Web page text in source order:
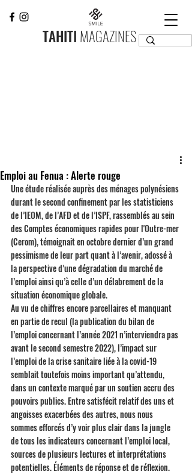
TAHITI MAGAZINES
Emploi au Fenua : Alerte rouge
Une étude réalisée auprès des ménages polynésiens
durant le second confinement par les statisticiens
de l’IEOM, de l’AFD et de l’ISPF, rassemblés au sein
des Comptes économiques rapides pour l'Outre-mer
(Cerom), témoignait en octobre dernier d’un grand
pessimisme de leur part quant à l’avenir, adossé à
la perspective d’une dégradation du marché de
l’emploi ainsi qu’à celle d’un délabrement de la
situation économique globale.
Au vu de chiffres encore parcellaires et manquant
en partie de recul (la publication du bilan de
l’emploi concernant l’année 2021 n’interviendra pas
avant le second semestre 2022), l’impact sur
l’emploi de la crise sanitaire liée à la covid-19
semblait toutefois moins important qu’attendu,
dans un contexte marqué par un soutien accru des
pouvoirs publics. Entre satisfécit relatif des uns et
angoisses exacerbées des autres, nous nous
sommes efforcés d’y voir plus clair dans la jungle
de tous les indicateurs concernant l’emploi local,
sources de plusieurs lectures et interprétations
potentielles. Éléments de réponse et de réflexion.